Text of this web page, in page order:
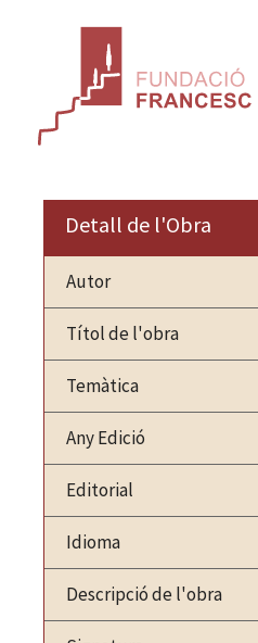
Detall de l'Obra
Autor
Títol de l'obra
Temàtica
Any Edició
Editorial
Idioma
Descripció de l'obra